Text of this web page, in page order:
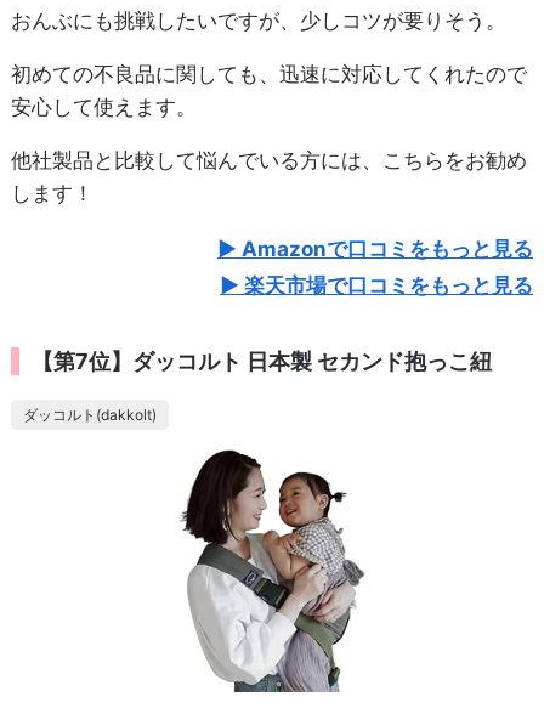
おんぶにも挑戦したいですが、少しコツが要りそう。
初めての不良品に関しても、迅速に対応してくれたので
安心して使えます。
他社製品と比較して悩んでいる方には、こちらをお勧め
します！
Amazonで口コミをもっと見る
楽天市場で口コミをもっと見る
【第7位】ダッコルト 日本製 セカンド抱っこ紐
ダッコルト(dakkolt)